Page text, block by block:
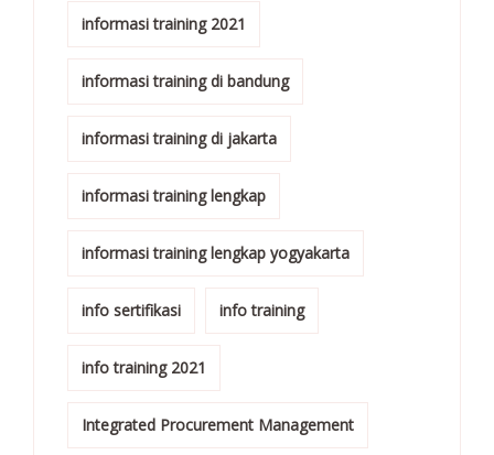
informasi training 2021
informasi training di bandung
informasi training di jakarta
informasi training lengkap
informasi training lengkap yogyakarta
info sertifikasi info training
info training 2021
Integrated Procurement Management